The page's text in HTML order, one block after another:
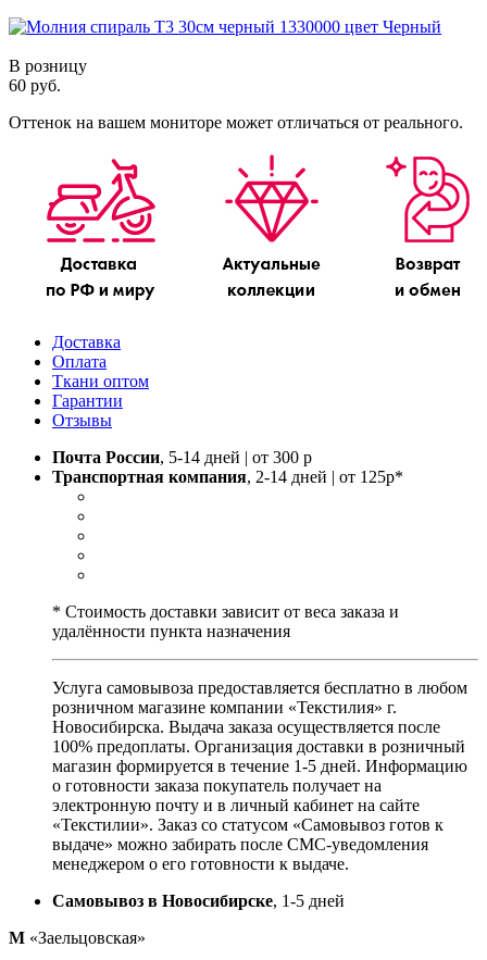
В розницу
60 руб.
Оттенок на вашем мониторе может отличаться от реального.
Доставка
Оплата
Ткани оптом
Гарантии
Отзывы
Почта России, 5-14 дней | от 300 р
Транспортная компания, 2-14 дней | от 125р*
* Стоимость доставки зависит от веса заказа и
удалённости пункта назначения
Услуга самовывоза предоставляется бесплатно в любом
розничном магазине компании «Текстилия» г.
Новосибирска. Выдача заказа осуществляется после
100% предоплаты. Организация доставки в розничный
магазин формируется в течение 1-5 дней. Информацию
о готовности заказа покупатель получает на
электронную почту и в личный кабинет на сайте
«Текстилии». Заказ со статусом «Самовывоз готов к
выдаче» можно забирать после СМС-уведомления
менеджером о его готовности к выдаче.
Самовывоз в Новосибирске, 1-5 дней
М «Заельцовская»